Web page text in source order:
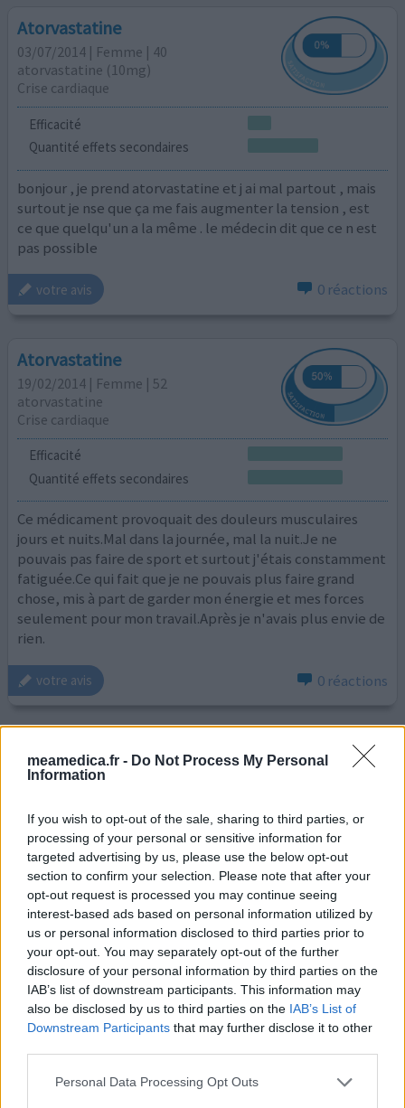
meamedica.fr - Do Not Process My Personal
Information
If you wish to opt-out of the sale, sharing to third parties, or
processing of your personal or sensitive information for
targeted advertising by us, please use the below opt-out
section to confirm your selection. Please note that after your
opt-out request is processed you may continue seeing
interest-based ads based on personal information utilized by
us or personal information disclosed to third parties prior to
your opt-out. You may separately opt-out of the further
disclosure of your personal information by third parties on the
IAB’s list of downstream participants. This information may
also be disclosed by us to third parties on the IAB’s List of
Downstream Participants that may further disclose it to other
Personal Data Processing Opt Outs
Atorvastatine
03/07/2014 | Femme | 40
atorvastatine (10mg)
Crise cardiaque
Efficacité
Quantité effets secondaires
bonjour , je prend atorvastatine et j ai mal partout , mais
surtout je nse que ça me fais augmenter la tension , est
ce que quelqu'un a la même . le médecin dit que ce n est
pas possible
votre avis 0 réactions
Atorvastatine
19/02/2014 | Femme | 52
atorvastatine
Crise cardiaque
Efficacité
Quantité effets secondaires
Ce médicament provoquait des douleurs musculaires
jours et nuits.Mal dans la journée, mal la nuit.Je ne
pouvais pas faire de sport et surtout j'étais constamment
fatiguée.Ce qui fait que je ne pouvais plus faire grand
chose, mis à part de garder mon énergie et mes forces
seulement pour mon travail.Après je n'avais plus envie de
rien.
votre avis 0 réactions
Atorvastatine
17/06/2012 | Homme | 52
Crise cardiaque
Efficacité
Quantité effets secondaires
après 10 jours d'utilisation, grande douleur dans l'épaule
gauche. impossible de m'habiller et déshabiller, de
dormir, etc depuis un jour je l ái stoppé, douleur presque
disparu. je vais voir avec le dorcteur pour autre chose
votre avis 0 réactions
Atorvastatine